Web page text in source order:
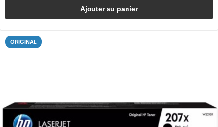
Ajouter au panier
ORIGINAL